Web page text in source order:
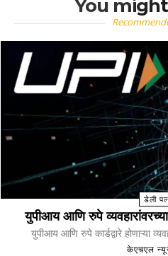
You
डेली
युपीआय आणि रुपे
युपीआय आणि रुपे कार्डद्वारे होणाऱ्या
केएचएल